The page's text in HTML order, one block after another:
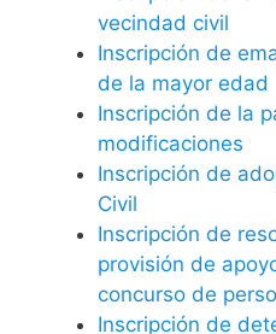
vecindad civil
Inscripción de
de la mayor edad
Inscripción de la
modificaciones
Inscripción de
Civil
Inscripción de
provisión de
concurso de
Inscripción de